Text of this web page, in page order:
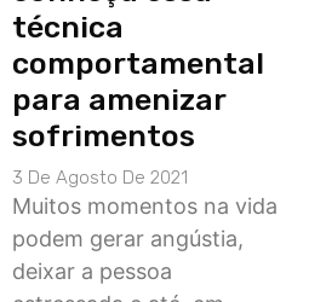
técnica
comportamental
para amenizar
sofrimentos
3 De Agosto De 2021
Muitos momentos na vida
podem gerar angústia,
deixar a pessoa